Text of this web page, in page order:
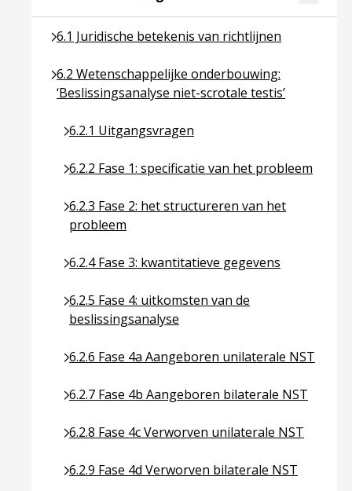
6.1 Juridische betekenis van richtlijnen
Ga naar pagina over 6.1 Juridische betekenis van
6.2 Wetenschappelijke onderbouwing:
‘Beslissingsanalyse niet-scrotale testis’
Ga naar pagina over 6.2 Wetenschappelijke
6.2.1 Uitgangsvragen
Ga naar pagina over 6.2.1 Uitgangsvragen
6.2.2 Fase 1: specificatie van het probleem
Ga naar pagina over 6.2.2 Fase 1: specificatie van
6.2.3 Fase 2: het structureren van het
probleem
Ga naar pagina over 6.2.3 Fase 2: het
6.2.4 Fase 3: kwantitatieve gegevens
Ga naar pagina over 6.2.4 Fase 3: kwantitatieve
6.2.5 Fase 4: uitkomsten van de
beslissingsanalyse
Ga naar pagina over 6.2.5 Fase 4: uitkomsten van
6.2.6 Fase 4a Aangeboren unilaterale NST
Ga naar pagina over 6.2.6 Fase 4a Aangeboren
6.2.7 Fase 4b Aangeboren bilaterale NST
Ga naar pagina over 6.2.7 Fase 4b Aangeboren
6.2.8 Fase 4c Verworven unilaterale NST
Ga naar pagina over 6.2.8 Fase 4c Verworven
6.2.9 Fase 4d Verworven bilaterale NST
Ga naar pagina over 6.2.9 Fase 4d Verworven